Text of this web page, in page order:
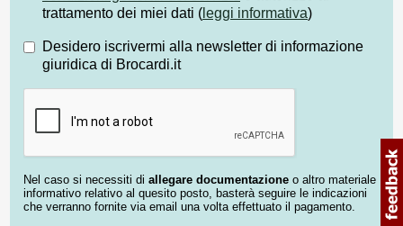
trattamento dei miei dati ( leggi informativa)
Desidero iscrivermi alla newsletter di informazione
giuridica di Brocardi.it
Nel caso si necessiti di allegare documentazione o altro materiale
informativo relativo al quesito posto, basterà seguire le indicazioni
che verranno fornite via email una volta effettuato il pagamento.